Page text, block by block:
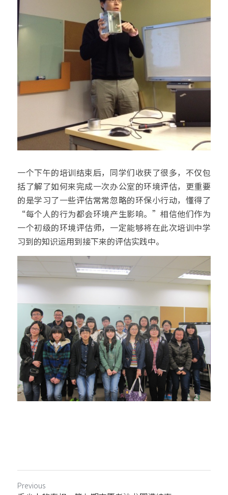
一个下午的培训结束后，同学们收获了很多，不仅包
括了解了如何来完成一次办公室的环境评估，更重要
的是学习了一些评估常常忽略的环保小行动，懂得了
“每个人的行为都会环境产生影响。”相信他们作为
一个初级的环境评估师，一定能够将在此次培训中学
习到的知识运用到接下来的评估实践中。
Previous